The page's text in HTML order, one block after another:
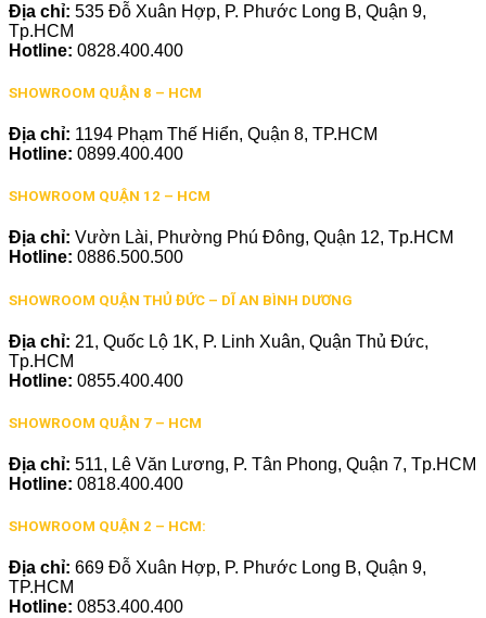
Địa chỉ: 535 Đỗ Xuân Hợp, P. Phước Long B, Quận 9,
Tp.HCM
Hotline: 0828.400.400
SHOWROOM QUẬN 8 – HCM
Địa chỉ: 1194 Phạm Thế Hiển, Quận 8, TP.HCM
Hotline: 0899.400.400
SHOWROOM QUẬN 12 – HCM
Địa chỉ: Vườn Lài, Phường Phú Đông, Quận 12, Tp.HCM
Hotline: 0886.500.500
SHOWROOM QUẬN THỦ ĐỨC – DĨ AN BÌNH DƯƠNG
Địa chỉ: 21, Quốc Lộ 1K, P. Linh Xuân, Quận Thủ Đức,
Tp.HCM
Hotline: 0855.400.400
SHOWROOM QUẬN 7 – HCM
Địa chỉ: 511, Lê Văn Lương, P. Tân Phong, Quận 7, Tp.HCM
Hotline: 0818.400.400
SHOWROOM QUẬN 2 – HCM:
Địa chỉ: 669 Đỗ Xuân Hợp, P. Phước Long B, Quận 9,
TP.HCM
Hotline: 0853.400.400